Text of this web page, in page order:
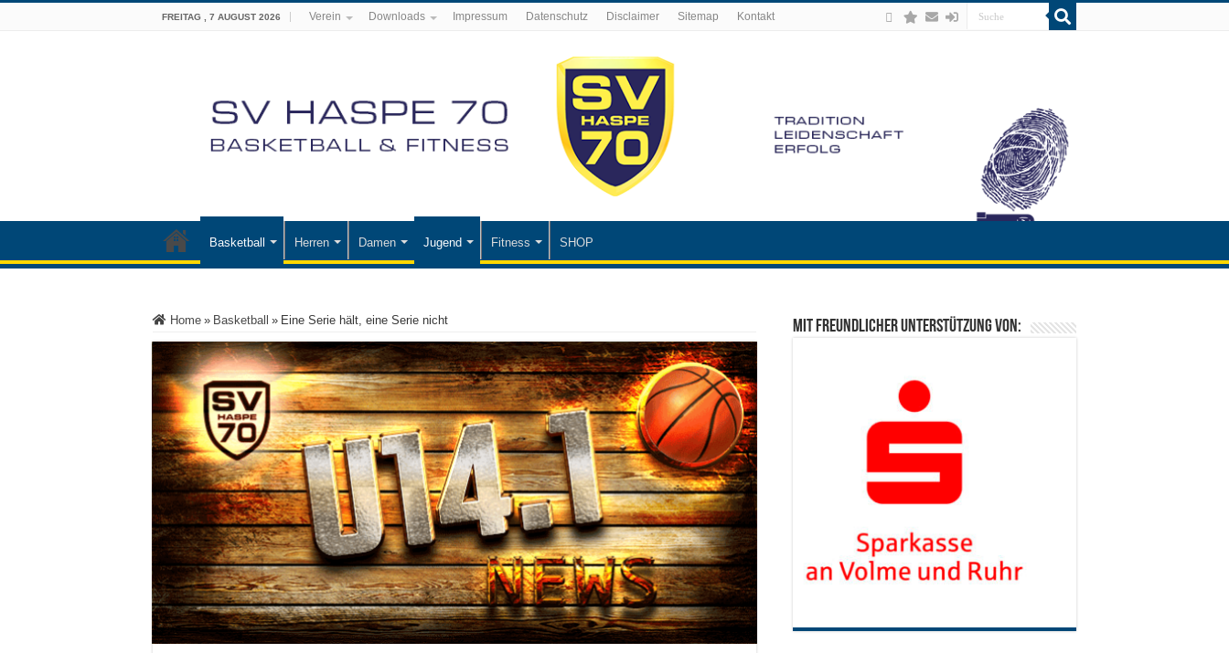
FREITAG , 7 AUGUST 2026 Verein Downloads Impressum Datenschutz Disclaimer Sitemap Kontakt
Basketball Herren Damen Jugend Fitness SHOP
Home » Basketball » Eine Serie hält, eine Serie nicht Mit freundlicher Unterstützung von: